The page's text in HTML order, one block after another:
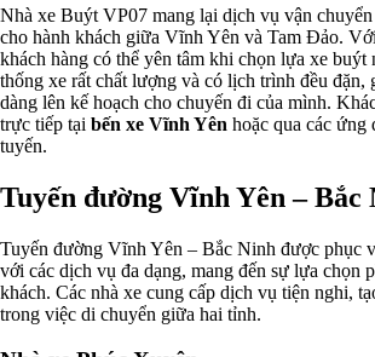
Nhà xe Buýt VP07 mang lại dịch vụ vận
cho hành khách giữa Vĩnh Yên và Tam Đảo.
khách hàng có thể yên tâm khi chọn lựa xe buýt
thống xe rất chất lượng và có lịch trình đều đặn,
dàng lên kế hoạch cho chuyến đi của mình.
trực tiếp tại bến xe Vĩnh Yên hoặc qua các ứng
tuyến.
Tuyến đường Vĩnh Yên – Bắc
Tuyến đường Vĩnh Yên – Bắc Ninh được phục
với các dịch vụ đa dạng, mang đến sự lựa chọn
khách. Các nhà xe cung cấp dịch vụ tiện nghi,
trong việc di chuyển giữa hai tỉnh.